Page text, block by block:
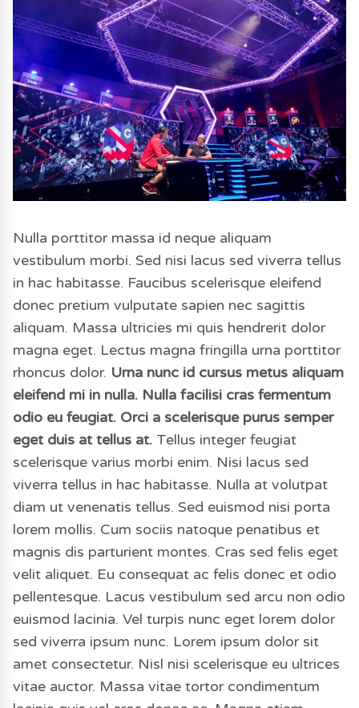
Nulla porttitor massa id neque aliquam
vestibulum morbi. Sed nisi lacus sed viverra tellus
in hac habitasse. Faucibus scelerisque eleifend
donec pretium vulputate sapien nec sagittis
aliquam. Massa ultricies mi quis hendrerit dolor
magna eget. Lectus magna fringilla urna porttitor
rhoncus dolor. Urna nunc id cursus metus aliquam
eleifend mi in nulla. Nulla facilisi cras fermentum
odio eu feugiat. Orci a scelerisque purus semper
eget duis at tellus at. Tellus integer feugiat
scelerisque varius morbi enim. Nisi lacus sed
viverra tellus in hac habitasse. Nulla at volutpat
diam ut venenatis tellus. Sed euismod nisi porta
lorem mollis. Cum sociis natoque penatibus et
magnis dis parturient montes. Cras sed felis eget
velit aliquet. Eu consequat ac felis donec et odio
pellentesque. Lacus vestibulum sed arcu non odio
euismod lacinia. Vel turpis nunc eget lorem dolor
sed viverra ipsum nunc. Lorem ipsum dolor sit
amet consectetur. Nisl nisi scelerisque eu ultrices
vitae auctor. Massa vitae tortor condimentum